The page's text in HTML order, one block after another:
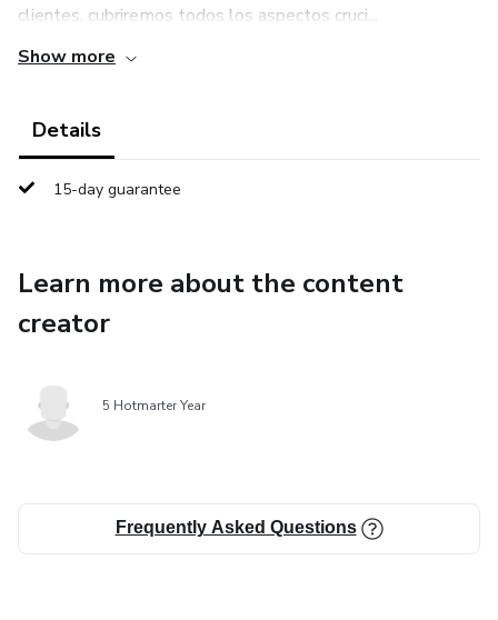
clientes, cubriremos todos los aspectos cruci...
Show more
Details
15-day guarantee
Learn more about the content
creator
5 Hotmarter Year
Frequently Asked Questions